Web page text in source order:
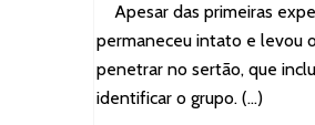
Apesar das primeiras
permaneceu intato e levou
penetrar no sertão, que
identificar o grupo. (…)